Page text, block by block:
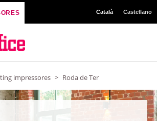
Català Castellano
impressores > Roda de Ter